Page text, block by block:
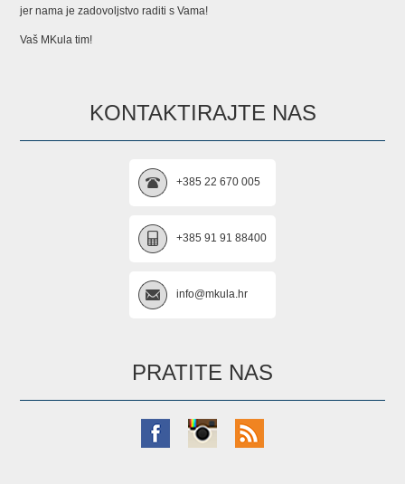
jer nama je zadovoljstvo raditi s Vama!
Vaš MKula tim!
KONTAKTIRAJTE NAS
+385 22 670 005
+385 91 91 88400
info@mkula.hr
PRATITE NAS